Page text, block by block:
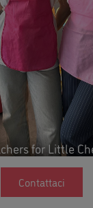
Contattaci
for Little